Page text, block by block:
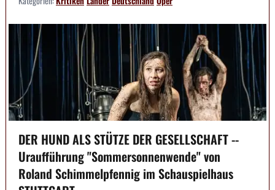
DER HUND ALS STÜTZE DER GESELLSCHAFT --
Uraufführung "Sommersonnenwende" von
Roland Schimmelpfennig im Schauspielhaus